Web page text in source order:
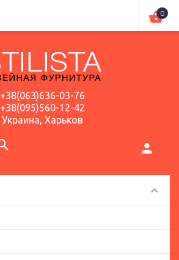
+38(063)636-03-76
+38(095)560-12-42
Украина, Харьков
0